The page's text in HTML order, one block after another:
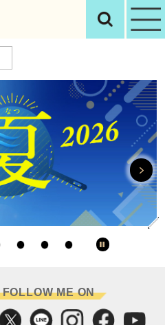
観光いばらき検
FOLLOW ME ON